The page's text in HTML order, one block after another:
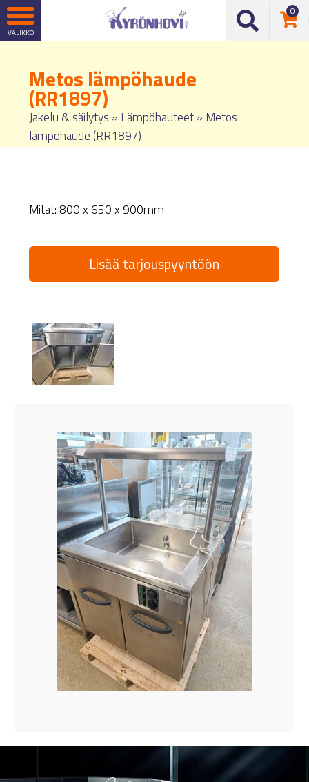
0
Metos lämpöhaude
(RR1897)
Jakelu & säilytys » Lämpöhauteet» Metos
lämpöhaude (RR1897)
Mitat: 800 x 650 x 900mm
Lisää tarjouspyyntöön